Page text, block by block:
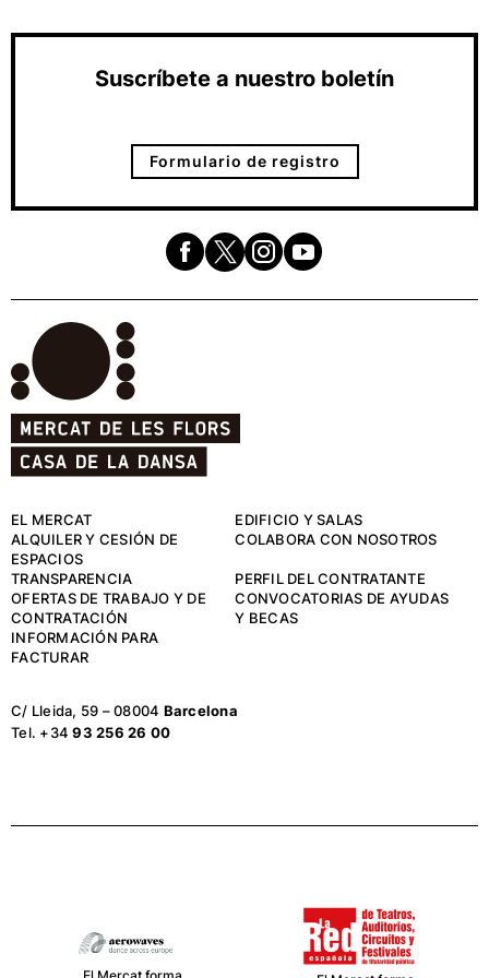
Suscríbete a nuestro boletín
Formulario de registro
EL MERCAT
EDIFICIO Y SALAS
ALQUILER Y CESIÓN DE
ESPACIOS
COLABORA CON NOSOTROS
TRANSPARENCIA
PERFIL DEL CONTRATANTE
OFERTAS DE TRABAJO Y DE
CONTRATACIÓN
CONVOCATORIAS DE AYUDAS
Y BECAS
INFORMACIÓN PARA
FACTURAR
C/ Lleida, 59 – 08004 Barcelona
Tel. +3493 256 26 00